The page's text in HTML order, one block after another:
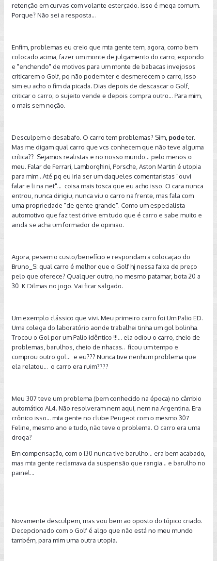
retenção em curvas com volante esterçado. Isso é mega comum.
Porque? Não sei a resposta...
Enfim, problemas eu creio que mta gente tem, agora, como bem
colocado acima, fazer um monte de julgamento do carro, expondo
e "enchendo" de motivos para um monte de babacas invejosos
criticarem o Golf, pq não podem ter e desmerecem o carro, isso
sim eu acho o fim da picada. Dias depois de descascar o Golf,
criticar o carro; o sujeito vende e depois compra outro... Para mim,
o mais sem noção.
Desculpem o desabafo. O carro tem problemas? Sim, podeter.
Mas me digam qual carro que vcs conhecem que não teve alguma
crítica?? Sejamos realistas e no nosso mundo... pelo menos o
meu. Falar de Ferrari, Lamborghini, Porsche, Aston Martin é utopia
para mim.. Até pq eu iria ser um daqueles comentaristas "ouvi
falar e li na net"... coisa mais tosca que eu acho isso. O cara nunca
entrou, nunca dirigiu, nunca viu o carro na frente, mas fala com
uma propriedade "de gente grande". Como um especialista
automotivo que faz test drive em tudo que é carro e sabe muito e
ainda se acha um formador de opinião.
Agora, pesem o custo/benefício e respondam a colocação do
Bruno_S: qual carro é melhor que o Golf hj nessa faixa de preço
pelo que oferece? Qualquer outro, no mesmo patamar, bota 20 a
30 K Dilmas no jogo. Vai ficar salgado.
Um exemplo clássico que vivi. Meu primeiro carro foi Um Palio ED.
Uma colega do laboratório aonde trabalhei tinha um gol bolinha.
Trocou o Gol por um Palio idêntico !!!... ela odiou o carro, cheio de
problemas, barulhos, cheio de nhacas.. ficou um tempo e
comprou outro gol... e eu??? Nunca tive nenhum problema que
ela relatou... o carro era ruim????
Meu 307 teve um problema (bem conhecido na época) no câmbio
automático AL4. Não resolveram nem aqui, nem na Argentina. Era
crônico isso... mta gente no clube Peugeot com o mesmo 307
Feline, mesmo ano e tudo, não teve o problema. O carro era uma
droga?
Em compensação, com o I30 nunca tive barulho... era bem acabado,
mas mta gente reclamava da suspensão que rangia... e barulho no
painel...
Novamente desculpem, mas vou bem ao oposto do tópico criado.
Decepcionado com o Golf é algo que não está no meu mundo
também, para mim uma outra utopia.